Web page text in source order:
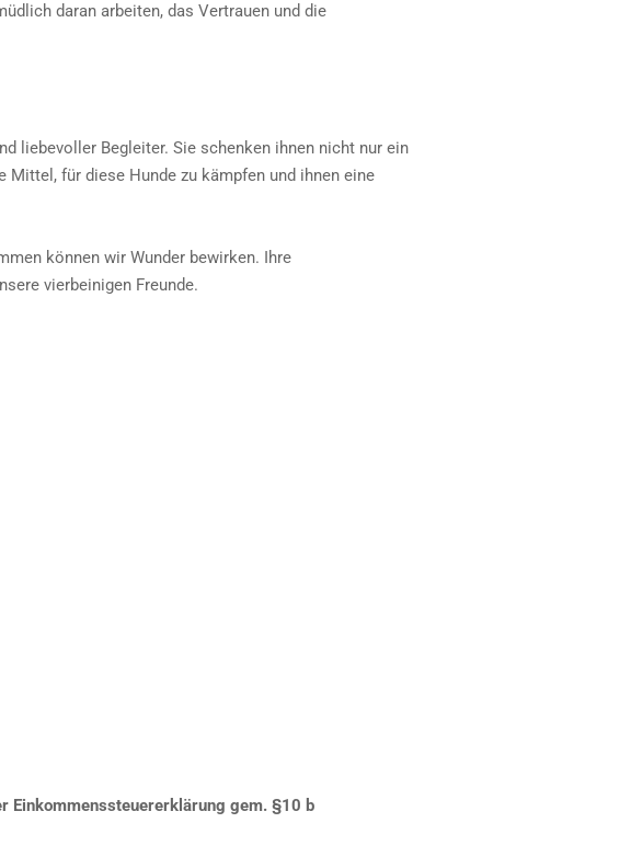
daran arbeiten, das Vertrauen und die
liebevoller Begleiter. Sie schenken ihnen nicht nur ein
Mittel, für diese Hunde zu kämpfen und ihnen eine
können wir Wunder bewirken. Ihre
vierbeinigen Freunde.
Einkommenssteuererklärung gem. §10 b